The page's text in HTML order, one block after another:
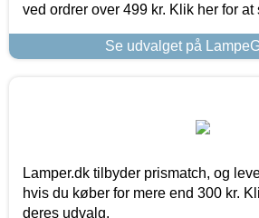
ved ordrer over 499 kr. Klik her for at
Se udvalget på
Lamper.dk tilbyder prismatch, og
hvis du køber for mere end 300 kr.
deres udvalg.